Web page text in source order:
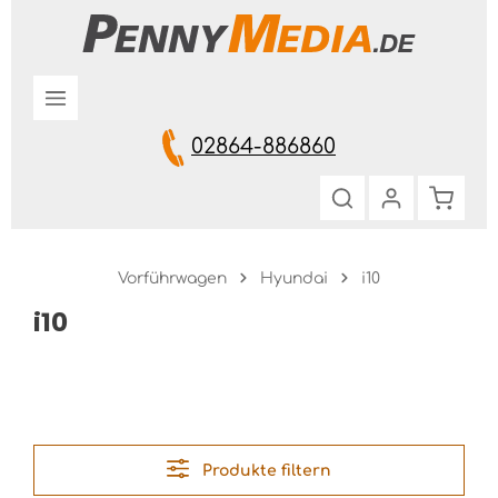
Zum Hauptinhalt springen
02864-886860
Vorführwagen Hyundai i10
i10
Produkte filtern